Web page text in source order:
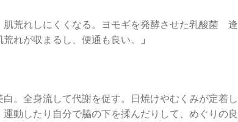
肌荒れしにくくなる。ヨモギを発酵させた乳酸菌 逢
れが収まるし、便通も良い。
」
。全身流して代謝を促す。日焼けやむくみが定着し
動したり自分で脇の下を揉んだりして、めぐりの良